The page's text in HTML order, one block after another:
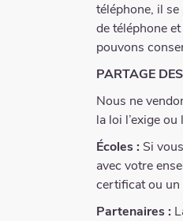
téléphone, il
de téléphone
pouvons
PARTAGE
Nous ne
la loi l’exige ou
Écoles : Si
avec votre
certificat ou un
Partenaires :